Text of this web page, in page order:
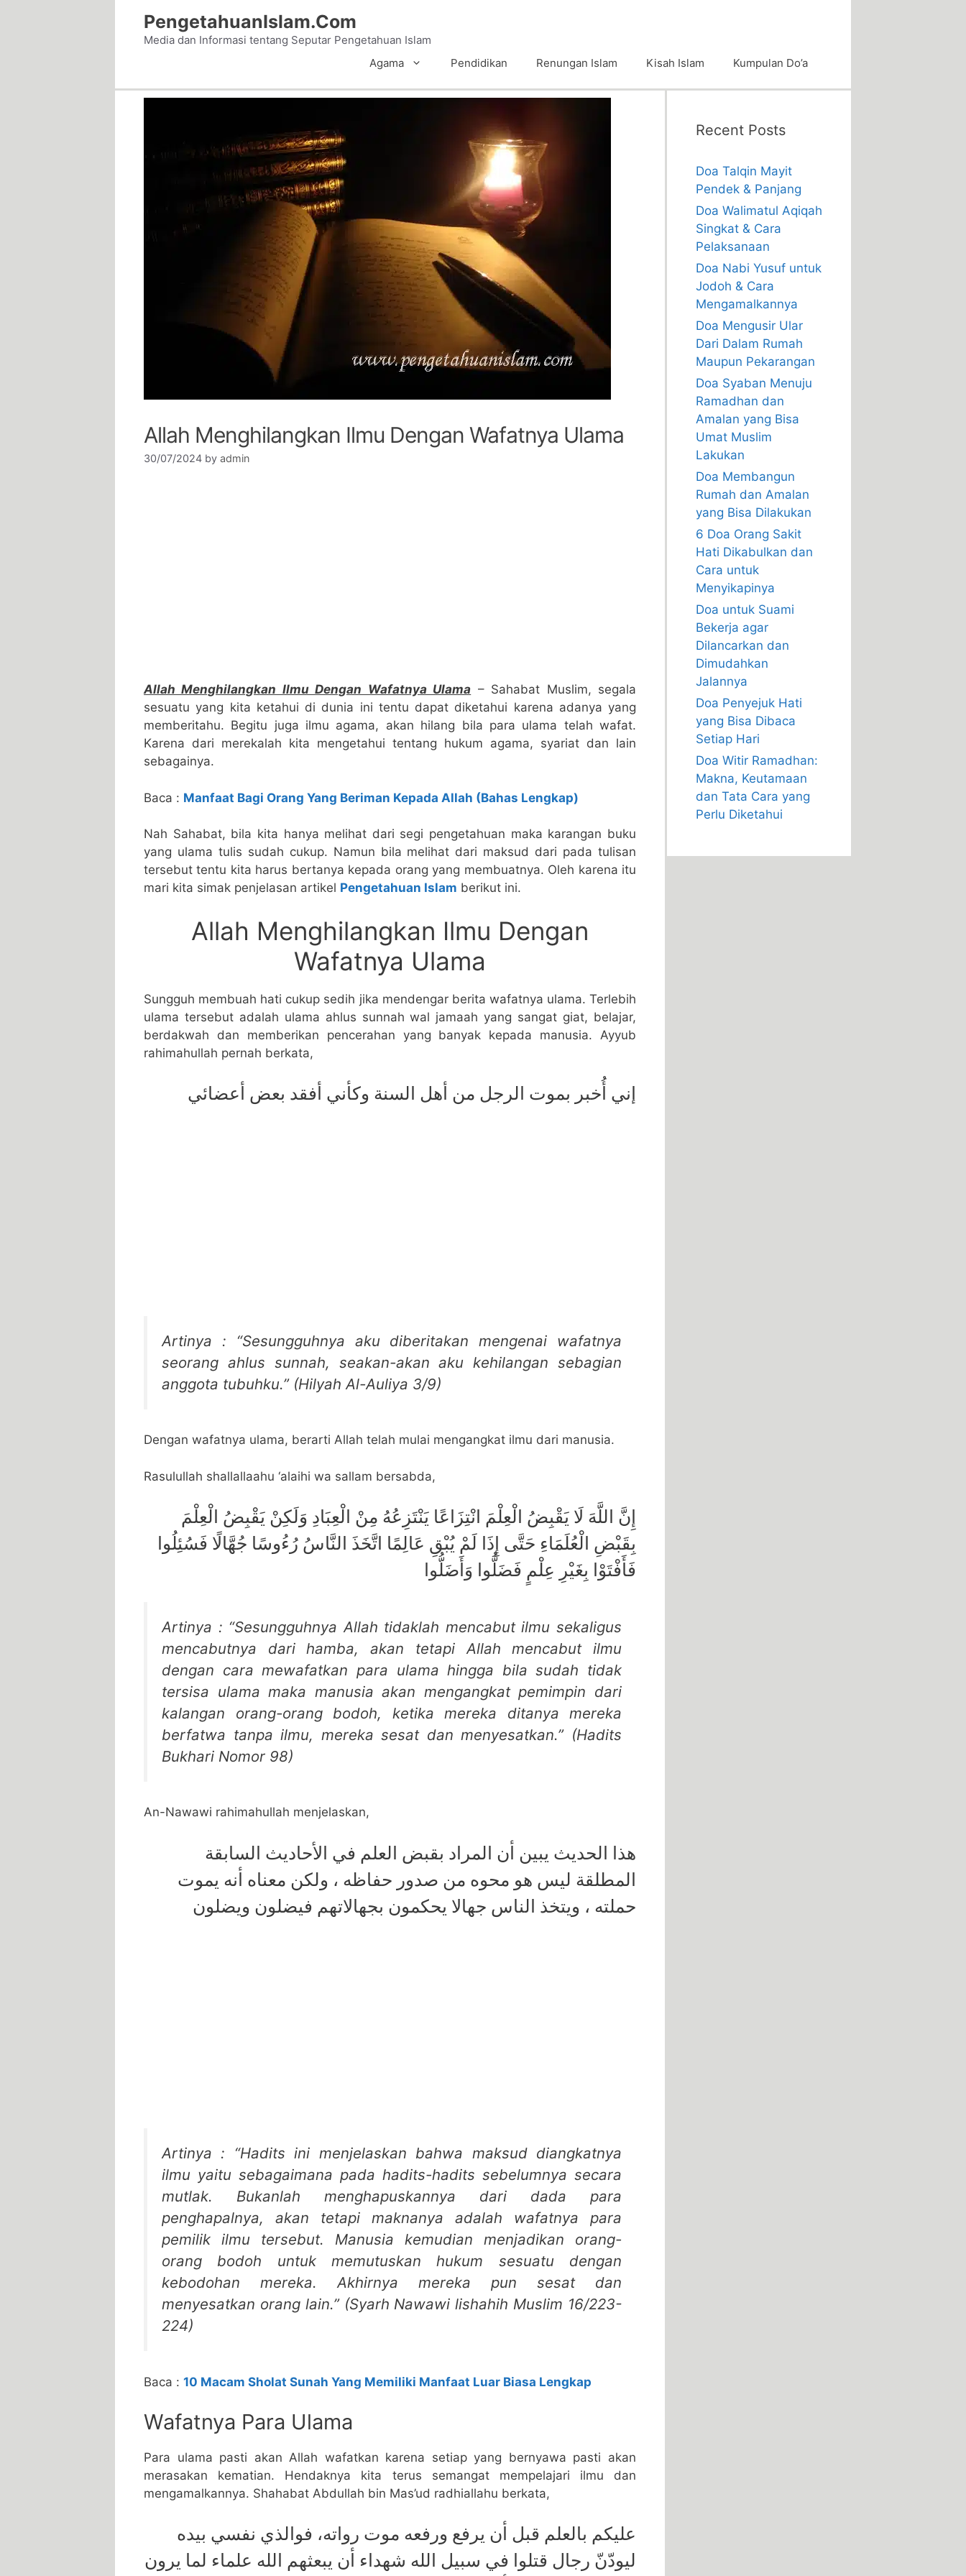
PengetahuanIslam.Com
Media dan Informasi tentang Seputar Pengetahuan Islam
Agama
Pendidikan Renungan Islam Kisah Islam Kumpulan Do’a
Allah Menghilangkan Ilmu Dengan Wafatnya Ulama
30/07/2024 by admin
Allah Menghilangkan Ilmu Dengan Wafatnya Ulama – Sahabat Muslim, segala
sesuatu yang kita ketahui di dunia ini tentu dapat diketahui karena adanya yang
memberitahu. Begitu juga ilmu agama, akan hilang bila para ulama telah wafat.
Karena dari merekalah kita mengetahui tentang hukum agama, syariat dan lain
sebagainya.
Baca : Manfaat Bagi Orang Yang Beriman Kepada Allah (Bahas Lengkap)
Nah Sahabat, bila kita hanya melihat dari segi pengetahuan maka karangan buku
yang ulama tulis sudah cukup. Namun bila melihat dari maksud dari pada tulisan
tersebut tentu kita harus bertanya kepada orang yang membuatnya. Oleh karena itu
mari kita simak penjelasan artikel Pengetahuan Islam berikut ini.
Allah Menghilangkan Ilmu Dengan
Wafatnya Ulama
Sungguh membuah hati cukup sedih jika mendengar berita wafatnya ulama. Terlebih
ulama tersebut adalah ulama ahlus sunnah wal jamaah yang sangat giat, belajar,
berdakwah dan memberikan pencerahan yang banyak kepada manusia. Ayyub
rahimahullah pernah berkata,
إني أُخبر بموت الرجل من أهل السنة وكأني أفقد بعض أعضائي
Artinya : “Sesungguhnya aku diberitakan mengenai wafatnya
seorang ahlus sunnah, seakan-akan aku kehilangan sebagian
anggota tubuhku.” (Hilyah Al-Auliya 3/9)
Dengan wafatnya ulama, berarti Allah telah mulai mengangkat ilmu dari manusia.
Rasulullah shallallaahu ‘alaihi wa sallam bersabda,
إِنَّ اللَّهَ لَا يَقْبِضُ الْعِلْمَ انْتِزَاعًا يَنْتَزِعُهُ مِنْ الْعِبَادِ وَلَكِنْ يَقْبِضُ الْعِلْمَ
بِقَبْضِ الْعُلَمَاءِ حَتَّى إِذَا لَمْ يُبْقِ عَالِمًا اتَّخَذَ النَّاسُ رُءُوسًا جُهَّالًا فَسُئِلُوا
فَأَفْتَوْا بِغَيْرِ عِلْمٍ فَضَلُّوا وَأَضَلُّوا
Artinya : “Sesungguhnya Allah tidaklah mencabut ilmu sekaligus
mencabutnya dari hamba, akan tetapi Allah mencabut ilmu
dengan cara mewafatkan para ulama hingga bila sudah tidak
tersisa ulama maka manusia akan mengangkat pemimpin dari
kalangan orang-orang bodoh, ketika mereka ditanya mereka
berfatwa tanpa ilmu, mereka sesat dan menyesatkan.” (Hadits
Bukhari Nomor 98)
An-Nawawi rahimahullah menjelaskan,
‏ﻫﺬﺍ ﺍﻟﺤﺪﻳﺚ ﻳﺒﻴﻦ ﺃﻥ ﺍﻟﻤﺮﺍﺩ ﺑﻘﺒﺾ ﺍﻟﻌﻠﻢ ﻓﻲ ﺍﻷﺣﺎﺩﻳﺚ ﺍﻟﺴﺎﺑﻘﺔ
ﺍﻟﻤﻄﻠﻘﺔ ﻟﻴﺲ ﻫﻮ ﻣﺤﻮﻩ ﻣﻦ ﺻﺪﻭﺭ ﺣﻔﺎﻇﻪ ، ﻭﻟﻜﻦ ﻣﻌﻨﺎﻩ ﺃﻧﻪ ﻳﻤﻮﺕ
ﺣﻤﻠﺘﻪ ، ﻭﻳﺘﺨﺬ ﺍﻟﻨﺎﺱ ﺟﻬﺎﻻ ﻳﺤﻜﻤﻮﻥ ﺑﺠﻬﺎﻻﺗﻬﻢ ﻓﻴﻀﻠﻮﻥ ﻭﻳﻀﻠﻮﻥ
Artinya : “Hadits ini menjelaskan bahwa maksud diangkatnya
ilmu yaitu sebagaimana pada hadits-hadits sebelumnya secara
mutlak. Bukanlah menghapuskannya dari dada para
penghapalnya, akan tetapi maknanya adalah wafatnya para
pemilik ilmu tersebut. Manusia kemudian menjadikan orang-
orang bodoh untuk memutuskan hukum sesuatu dengan
kebodohan mereka. Akhirnya mereka pun sesat dan
menyesatkan orang lain.” (Syarh Nawawi lishahih Muslim 16/223-
224)
Baca : 10 Macam Sholat Sunah Yang Memiliki Manfaat Luar Biasa Lengkap
Wafatnya Para Ulama
Para ulama pasti akan Allah wafatkan karena setiap yang bernyawa pasti akan
merasakan kematian. Hendaknya kita terus semangat mempelajari ilmu dan
mengamalkannya. Shahabat Abdullah bin Mas’ud radhiallahu berkata,
ﻋﻠﻴﻜﻢ ﺑﺎﻟﻌﻠﻢ ﻗﺒﻞ ﺃﻥ ﻳﺮﻓﻊ ﻭﺭﻓﻌﻪ ﻣﻮﺕ ﺭﻭﺍﺗﻪ، ﻓﻮﺍﻟﺬﻱ ﻧﻔﺴﻲ ﺑﻴﺪﻩ
ﻟﻴﻮﺩّﻥّ ﺭﺟﺎﻝ ﻗﺘﻠﻮﺍ ﻓﻲ ﺳﺒﻴﻞ ﺍﻟﻠﻪ ﺷﻬﺪﺍﺀ ﺃﻥ ﻳﺒﻌﺜﻬﻢ ﺍﻟﻠﻪ ﻋﻠﻤﺎﺀ ﻟﻤﺎ ﻳﺮﻭﻥ
Recent Posts
Doa Talqin Mayit
Pendek & Panjang
Doa Walimatul Aqiqah
Singkat & Cara
Pelaksanaan
Doa Nabi Yusuf untuk
Jodoh & Cara
Mengamalkannya
Doa Mengusir Ular
Dari Dalam Rumah
Maupun Pekarangan
Doa Syaban Menuju
Ramadhan dan
Amalan yang Bisa
Umat Muslim
Lakukan
Doa Membangun
Rumah dan Amalan
yang Bisa Dilakukan
6 Doa Orang Sakit
Hati Dikabulkan dan
Cara untuk
Menyikapinya
Doa untuk Suami
Bekerja agar
Dilancarkan dan
Dimudahkan
Jalannya
Doa Penyejuk Hati
yang Bisa Dibaca
Setiap Hari
Doa Witir Ramadhan:
Makna, Keutamaan
dan Tata Cara yang
Perlu Diketahui